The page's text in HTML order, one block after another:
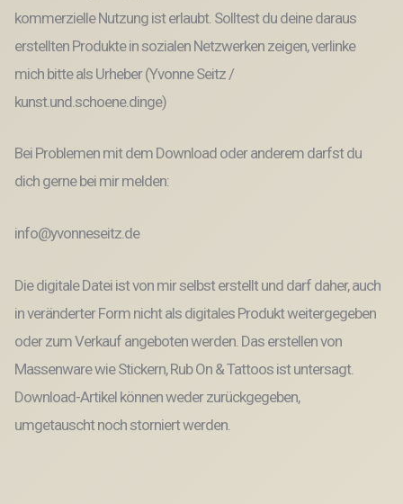
kommerzielle Nutzung ist erlaubt. Solltest du deine daraus
erstellten Produkte in sozialen Netzwerken zeigen, verlinke
mich bitte als Urheber (Yvonne Seitz /
kunst.und.schoene.dinge)
Bei Problemen mit dem Download oder anderem darfst du
dich gerne bei mir melden:
info@yvonneseitz.de
Die digitale Datei ist von mir selbst erstellt und darf daher, auch
in veränderter Form nicht als digitales Produkt weitergegeben
oder zum Verkauf angeboten werden. Das erstellen von
Massenware wie Stickern, Rub On & Tattoos ist untersagt.
Download-Artikel können weder zurückgegeben,
umgetauscht noch storniert werden.